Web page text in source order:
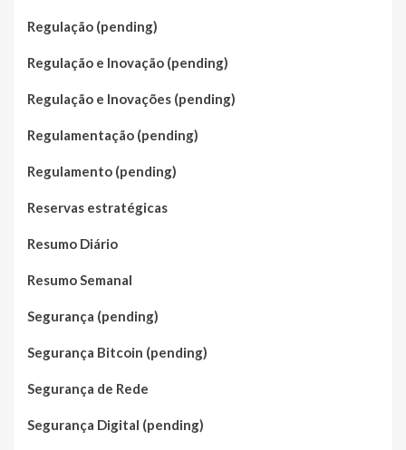
Regulação (pending)
Regulação e Inovação (pending)
Regulação e Inovações (pending)
Regulamentação (pending)
Regulamento (pending)
Reservas estratégicas
Resumo Diário
Resumo Semanal
Segurança (pending)
Segurança Bitcoin (pending)
Segurança de Rede
Segurança Digital (pending)